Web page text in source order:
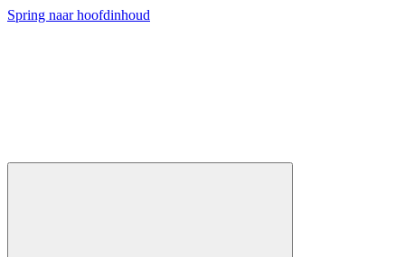
Spring naar hoofdinhoud